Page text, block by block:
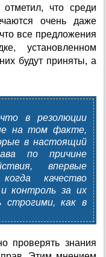
что среди
очень даже
все предложения
установленном
будут приняты, а
в резолюции
на том факте,
в настоящий
по причине
впервые
качество
контроль за их
строгими, как в
проверять знания